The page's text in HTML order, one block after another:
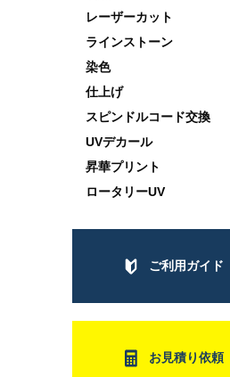
レーザーカット
ラインストーン
染色
仕上げ
スピンドルコード交換
UVデカール
昇華プリント
ロータリーUV
ご利用ガイド
お見積り依頼